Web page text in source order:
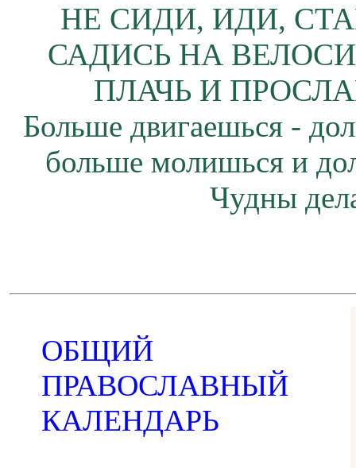
НЕ СИДИ, ИДИ,
САДИСЬ НА
ПЛАЧЬ И
Больше двигаешься -
больше молишься и
Чудны
ОБЩИЙ
ПРАВОСЛАВНЫЙ
КАЛЕНДАРЬ